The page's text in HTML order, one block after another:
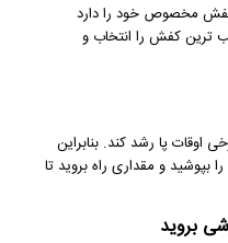
کفش مخصوص خود را دارد
ترین کفش را انتخاب و
اوقات پا رشد کند. بنابراین
و مقداری راه بروید تا
بروید